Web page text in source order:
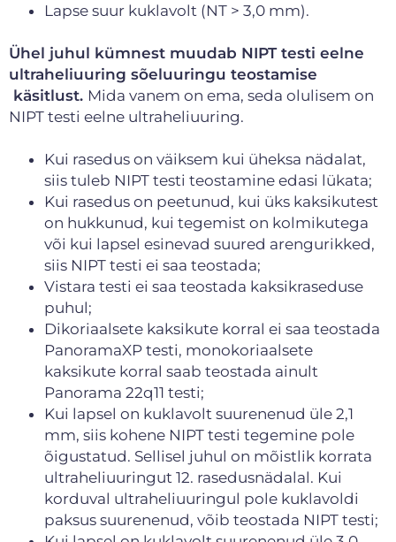
Lapse suur kuklavolt (NT > 3,0 mm).
Ühel juhul kümnest muudab NIPT testi eelne
ultraheliuuring sõeluuringu teostamise
käsitlust. Mida vanem on ema, seda olulisem on
NIPT testi eelne ultraheliuuring.
Kui rasedus on väiksem kui üheksa nädalat,
siis tuleb NIPT testi teostamine edasi lükata;
Kui rasedus on peetunud, kui üks kaksikutest
on hukkunud, kui tegemist on kolmikutega
või kui lapsel esinevad suured arengurikked,
siis NIPT testi ei saa teostada;
Vistara testi ei saa teostada kaksikraseduse
puhul;
Dikoriaalsete kaksikute korral ei saa teostada
PanoramaXP testi, monokoriaalsete
kaksikute korral saab teostada ainult
Panorama 22q11 testi;
Kui lapsel on kuklavolt suurenenud üle 2,1
mm, siis kohene NIPT testi tegemine pole
õigustatud. Sellisel juhul on mõistlik korrata
ultraheliuuringut 12. rasedusnädalal. Kui
korduval ultraheliuuringul pole kuklavoldi
paksus suurenenud, võib teostada NIPT testi;